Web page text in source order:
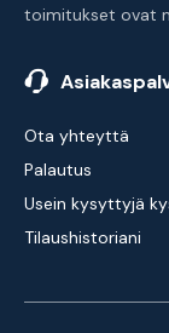
toimitukset ovat
Ota yhteyttä
Palautus
Usein kysyttyjä
Tilaushistoriani